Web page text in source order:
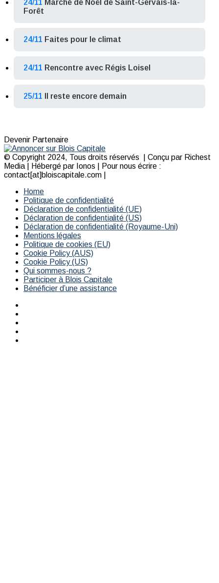
24/11 Marché de Noël de Saint-Gervais-la-
Forêt
24/11 Faites pour le climat
24/11 Rencontre avec Régis Loisel
25/11 Il reste encore demain
Devenir Partenaire
© Copyright 2024, Tous droits réservés | Conçu par Richest
Media | Hébergé par Ionos | Pour nous écrire :
contact[at]bloiscapitale.com |
Home
Politique de confidentialité
Déclaration de confidentialité (UE)
Déclaration de confidentialité (US)
Déclaration de confidentialité (Royaume-Uni)
Mentions légales
Politique de cookies (EU)
Cookie Policy (AUS)
Cookie Policy (US)
Qui sommes-nous ?
Participer à Blois Capitale
Bénéficier d’une assistance